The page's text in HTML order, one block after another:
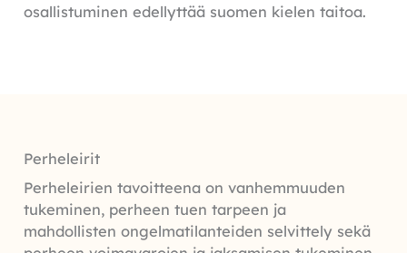
osallistuminen edellyttää suomen kielen taitoa.
Perheleirit
Perheleirien tavoitteena on vanhemmuuden
tukeminen, perheen tuen tarpeen ja
mahdollisten ongelmatilanteiden selvittely sekä